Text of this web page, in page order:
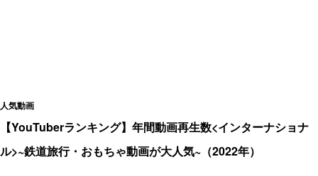
人気動画
【YouTuberランキング】年間動画再生数<インターナショナ
ル>~鉄道旅行・おもちゃ動画が大人気~（2022年）